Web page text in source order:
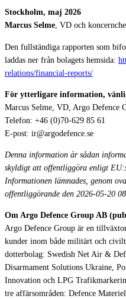
Stockholm, maj 2026
Marcus Selme, VD och
Den fullständiga rapporten som
laddas ner från bolagets hemsida:
relations/financial-reports/
För ytterligare information,
Marcus Selme, VD, Argo Defence
Telefon: +46 (0)70-629 85 61
E-post: ir@argodefence.se
Denna information är sådan
skyldigt att offentliggöra enligt
Informationen lämnades, genom
offentliggörande den 2026-05-20
Om Argo Defence Group AB
Argo Defence Group är en
kunder inom både militärt och
dotterbolag: Swedish Net Air &
Disarmament Solutions Ukraine,
Innovation och LPG
tre affärsområden: Defence